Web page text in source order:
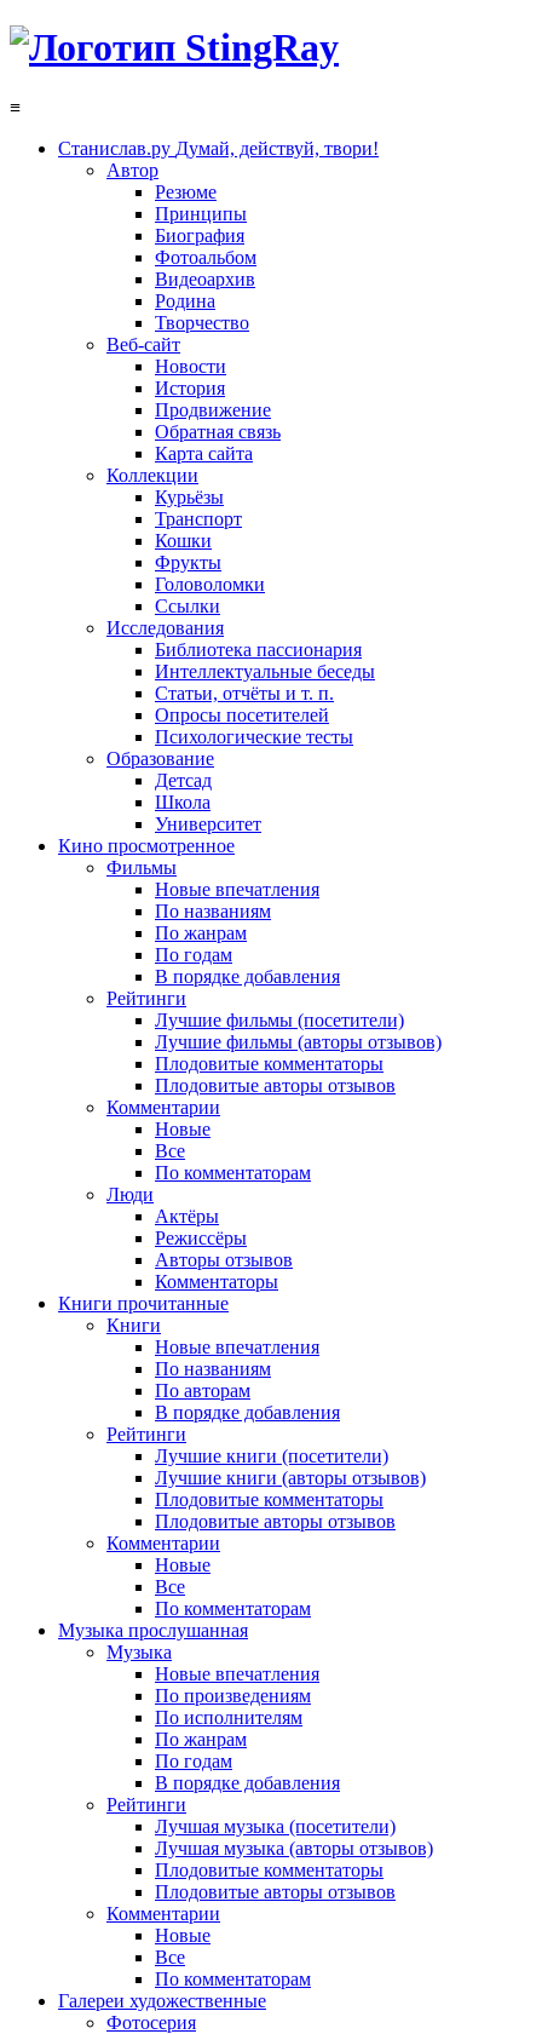
≡
Станислав.ру Думай, действуй, твори!
Автор
Резюме
Принципы
Биография
Фотоальбом
Видеоархив
Родина
Творчество
Веб-сайт
Новости
История
Продвижение
Обратная связь
Карта сайта
Коллекции
Курьёзы
Транспорт
Кошки
Фрукты
Головоломки
Ссылки
Исследования
Библиотека пассионария
Интеллектуальные беседы
Статьи, отчёты и т. п.
Опросы посетителей
Психологические тесты
Образование
Детсад
Школа
Университет
Кино просмотренное
Фильмы
Новые впечатления
По названиям
По жанрам
По годам
В порядке добавления
Рейтинги
Лучшие фильмы (посетители)
Лучшие фильмы (авторы отзывов)
Плодовитые комментаторы
Плодовитые авторы отзывов
Комментарии
Новые
Все
По комментаторам
Люди
Актёры
Режиссёры
Авторы отзывов
Комментаторы
Книги прочитанные
Книги
Новые впечатления
По названиям
По авторам
В порядке добавления
Рейтинги
Лучшие книги (посетители)
Лучшие книги (авторы отзывов)
Плодовитые комментаторы
Плодовитые авторы отзывов
Комментарии
Новые
Все
По комментаторам
Музыка прослушанная
Музыка
Новые впечатления
По произведениям
По исполнителям
По жанрам
По годам
В порядке добавления
Рейтинги
Лучшая музыка (посетители)
Лучшая музыка (авторы отзывов)
Плодовитые комментаторы
Плодовитые авторы отзывов
Комментарии
Новые
Все
По комментаторам
Галереи художественные
Фотосерия